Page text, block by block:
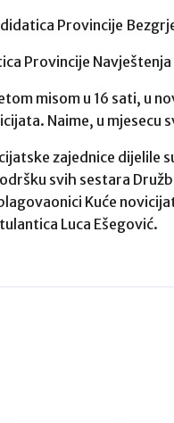
Provincije
Provincije
misom u 16 sati, u
Naime, u mjesecu
zajednice dijelile
svih sestara
Kuće
Luca Ešegović.